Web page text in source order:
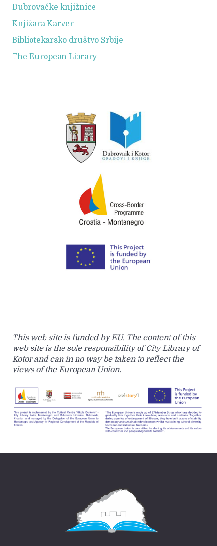
Dubrovačke knjižnice
Knjižara Karver
Bibliotekarsko društvo Srbije
The European Library
This web site is funded by EU. The content of this
web site is the sole responsibility of City Library of
Kotor and can in no way be taken to reflect the
views of the European Union.